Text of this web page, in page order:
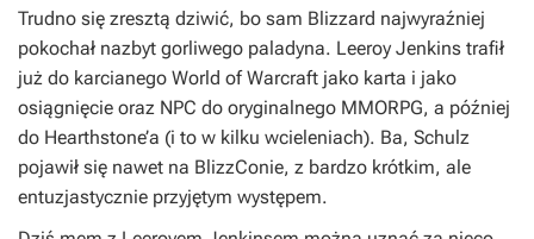
Trudno się zresztą dziwić, bo sam Blizzard najwyraźniej
pokochał nazbyt gorliwego paladyna. Leeroy Jenkins trafił
już do karcianego World of Warcraft jako karta i jako
osiągnięcie oraz NPC do oryginalnego MMORPG, a później
do Hearthstone’a (i to w kilku wcieleniach). Ba, Schulz
pojawił się nawet na BlizzConie, z bardzo krótkim, ale
entuzjastycznie przyjętym występem.